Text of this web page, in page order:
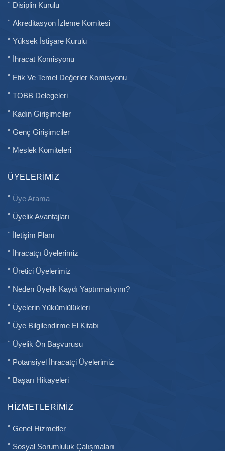
Disiplin Kurulu
Akreditasyon İzleme Komitesi
Yüksek İstişare Kurulu
İhracat Komisyonu
Etik Ve Temel Değerler Komisyonu
TOBB Delegeleri
Kadın Girişimciler
Genç Girişimciler
Meslek Komiteleri
ÜYELERIMIZ
Üye Arama
Üyelik Avantajları
İletişim Planı
İhracatçı Üyelerimiz
Üretici Üyelerimiz
Neden Üyelik Kaydı Yaptırmalıyım?
Üyelerin Yükümlülükleri
Üye Bilgilendirme El Kitabı
Üyelik Ön Başvurusu
Potansiyel İhracatçi Üyelerimiz
Başarı Hikayeleri
HIZMETLERIMIZ
Genel Hizmetler
Sosyal Sorumluluk Çalışmaları